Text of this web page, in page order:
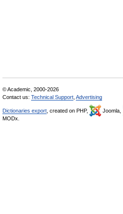
© Academic, 2000-2026
Contact us: Technical Support Advertising
Dictionaries export , created on PHP, Joomla,
MODx.